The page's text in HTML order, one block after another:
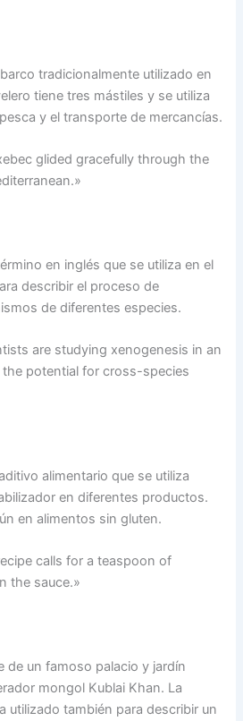
tradicionalmente utilizado en
tiene tres mástiles y se utiliza
y el transporte de mercancías.
glided gracefully through the
en inglés que se utiliza en el
describir el proceso de
de diferentes especies.
are studying xenogenesis in an
potential for cross-species
alimentario que se utiliza
en diferentes productos.
en alimentos sin gluten.
calls for a teaspoon of
the sauce.»
de un famoso palacio y jardín
mongol Kublai Khan. La
utilizado también para describir un